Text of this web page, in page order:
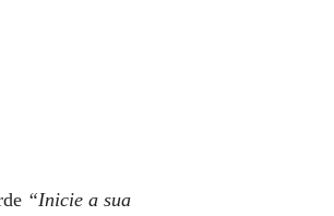
“Inicie a sua